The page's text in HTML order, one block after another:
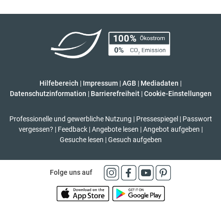
Hilfebereich | Impressum |AGB | Mediadaten |
Datenschutzinformation | Barrierefreiheit | Cookie-Einstellungen
Professionelle und gewerbliche Nutzung | Pressespiegel | Passwort
vergessen? | Feedback | Angebote lesen | Angebot aufgeben |
Gesuche lesen | Gesuch aufgeben
Folge uns auf